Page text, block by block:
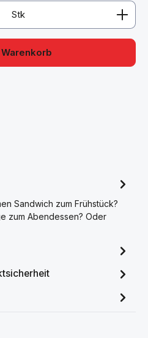
gewünschten Wert ein
Stk
Sandwich zum Frühstück?
zum Abendessen? Oder